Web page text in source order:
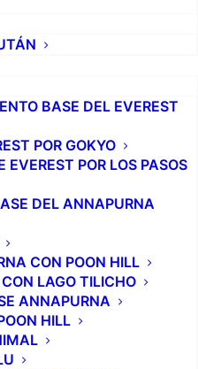
BASE DEL EVEREST
POR GOKYO
POR LOS PASOS
DEL ANNAPURNA
CON POON HILL
LAGO TILICHO
ANNAPURNA
HILL